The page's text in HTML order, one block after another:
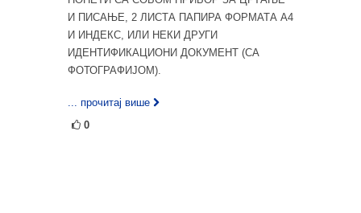
И ПИСАЊЕ, 2 ЛИСТА ПАПИРА ФОРМАТА А4
И ИНДЕКС, ИЛИ НЕКИ ДРУГИ
ИДЕНТИФИКАЦИОНИ ДОКУМЕНТ (СА
ФОТОГРАФИЈОМ).
... прочитај више
0